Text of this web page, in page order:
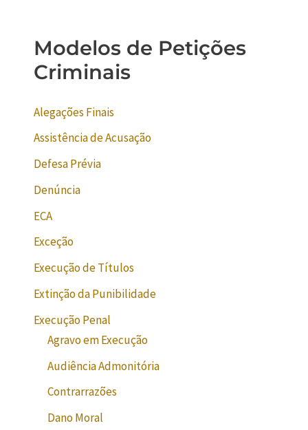
Modelos de Petições
Criminais
Alegações Finais
Assistência de Acusação
Defesa Prévia
Denúncia
ECA
Exceção
Execução de Títulos
Extinção da Punibilidade
Execução Penal
Agravo em Execução
Audiência Admonitória
Contrarrazões
Dano Moral